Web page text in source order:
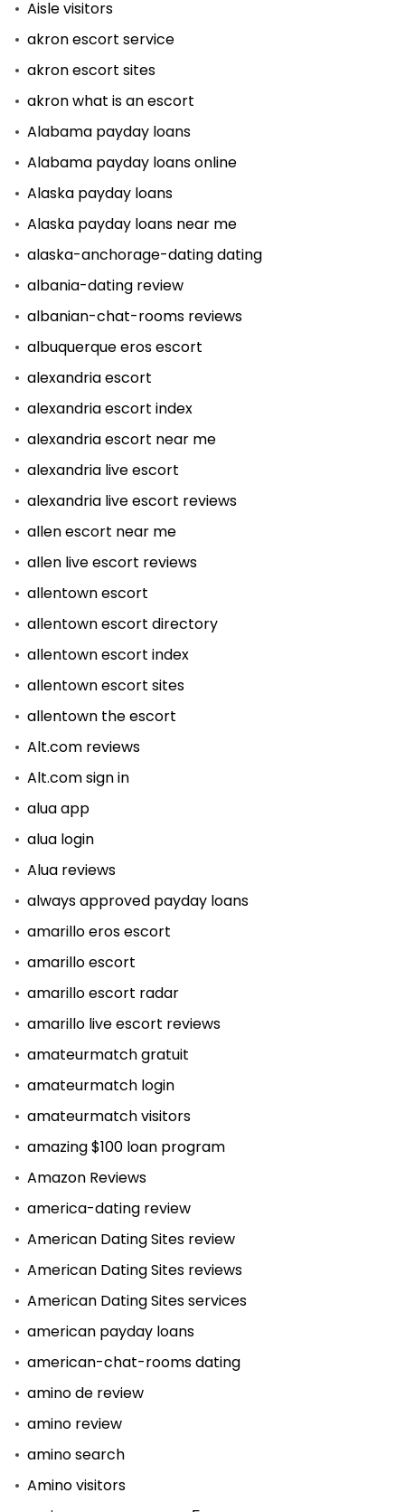
Aisle visitors
akron escort service
akron escort sites
akron what is an escort
Alabama payday loans
Alabama payday loans online
Alaska payday loans
Alaska payday loans near me
alaska-anchorage-dating dating
albania-dating review
albanian-chat-rooms reviews
albuquerque eros escort
alexandria escort
alexandria escort index
alexandria escort near me
alexandria live escort
alexandria live escort reviews
allen escort near me
allen live escort reviews
allentown escort
allentown escort directory
allentown escort index
allentown escort sites
allentown the escort
Alt.com reviews
Alt.com sign in
alua app
alua login
Alua reviews
always approved payday loans
amarillo eros escort
amarillo escort
amarillo escort radar
amarillo live escort reviews
amateurmatch gratuit
amateurmatch login
amateurmatch visitors
amazing $100 loan program
Amazon Reviews
america-dating review
American Dating Sites review
American Dating Sites reviews
American Dating Sites services
american payday loans
american-chat-rooms dating
amino de review
amino review
amino search
Amino visitors